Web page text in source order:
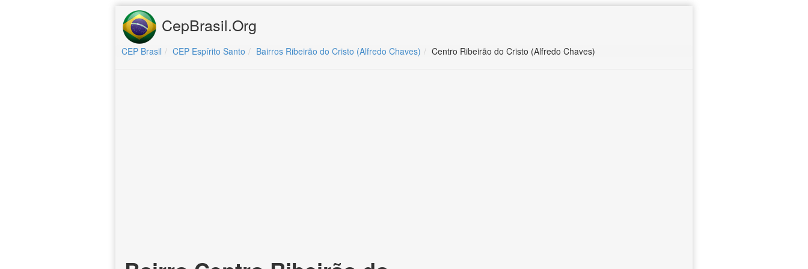
CepBrasil.Org
CEP Brasil CEP Espírito Santo Bairros Ribeirão do Cristo (Alfredo Chaves) Centro Ribeirão do Cristo (Alfredo Chaves)